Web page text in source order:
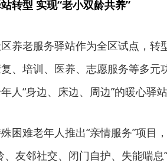
转型 实现“老小双龄共养”
养老服务驿站作为全区试点，转
、培训、医养、志愿服务等多元
人“身边、床边、周边”的暖心驿站
困难老年人推出“亲情服务”项目
、友邻社交、闭门自护、失能喘